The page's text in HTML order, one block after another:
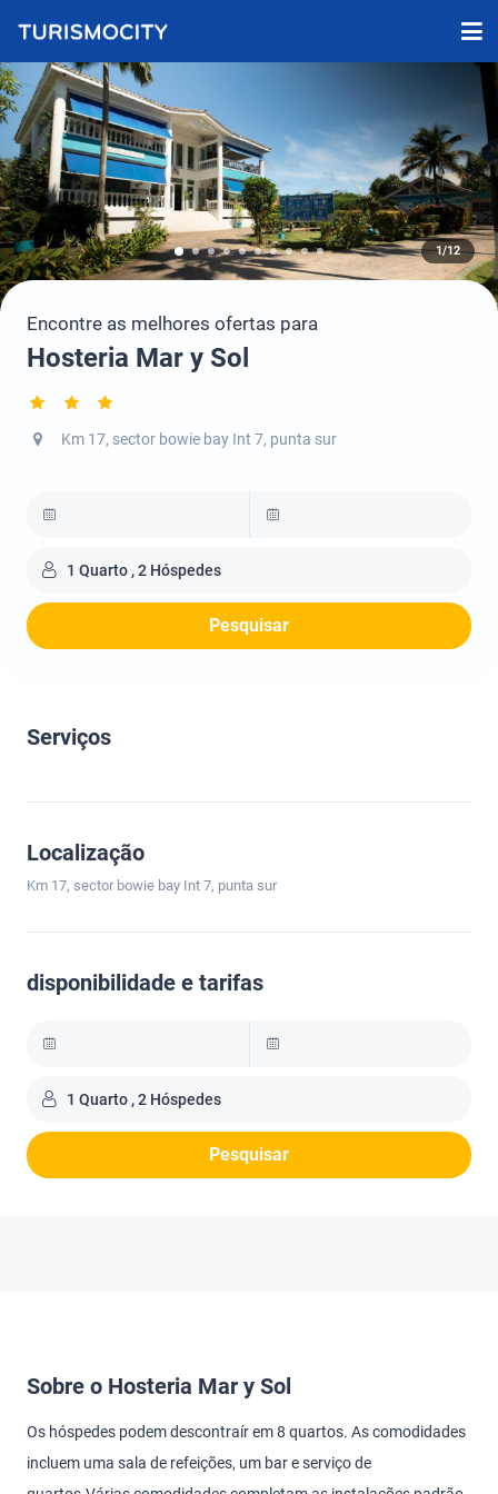
1/12
Encontre as melhores ofertas para
Hosteria Mar y Sol
Km 17, sector bowie bay Int 7, punta sur
1 Quarto , 2 Hóspedes
Pesquisar
Serviços
Localização
Km 17, sector bowie bay Int 7, punta sur
disponibilidade e tarifas
1 Quarto , 2 Hóspedes
Pesquisar
Sobre o Hosteria Mar y Sol
Os hóspedes podem descontraír em 8 quartos. As comodidades
incluem uma sala de refeições, um bar e serviço de